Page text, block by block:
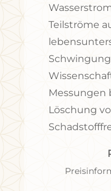
Teilströme
Messungen
Löschung